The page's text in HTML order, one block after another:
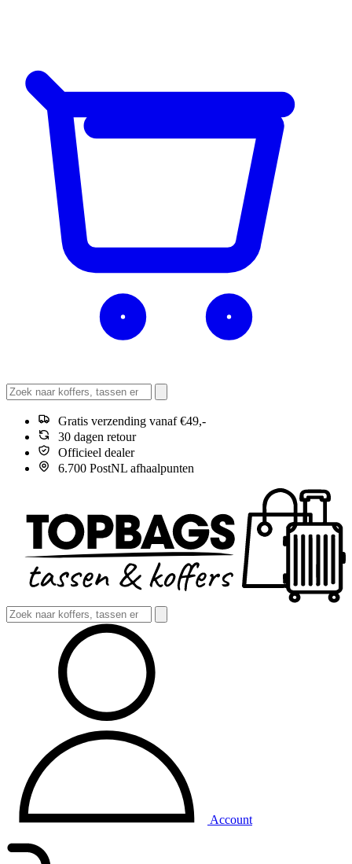
Gratis verzending vanaf €49,-
30 dagen retour
Officieel dealer
6.700 PostNL afhaalpunten
Account